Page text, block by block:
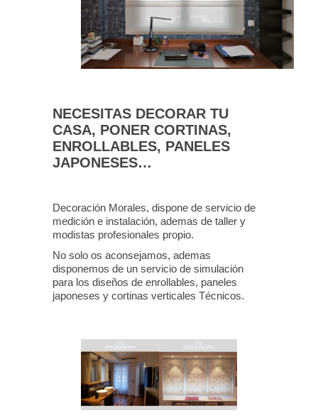
NECESITAS DECORAR TU
CASA, PONER CORTINAS,
ENROLLABLES, PANELES
JAPONESES…
Decoración Morales, dispone de servicio de
medición e instalación, ademas de taller y
modistas profesionales propio.
No solo os aconsejamos, ademas
disponemos de un servicio de simulación
para los diseños de enrollables, paneles
japoneses y cortinas verticales Técnicos.